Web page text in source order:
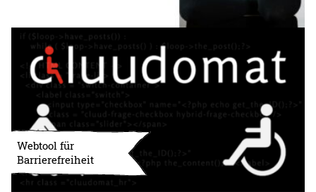
Webtool für
Barrierefreiheit